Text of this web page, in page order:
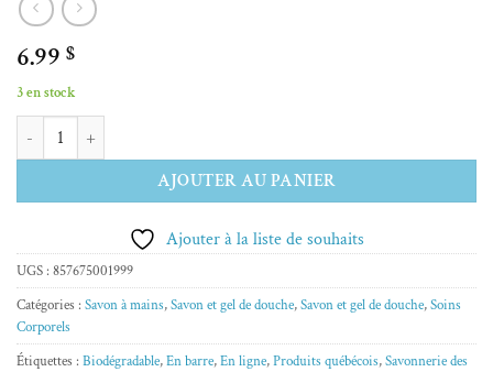
6.99 $
3 en stock
quantité de Savon tangerine
AJOUTER AU PANIER
Alternative:
Ajouter à la liste de souhaits
UGS : 857675001999
Catégories : Savon à mains,Savon et gel de douche,Savon et gel de douche,Soins
Corporels
Étiquettes : Biodégradable,En barre,En ligne,Produits québécois,Savonnerie des